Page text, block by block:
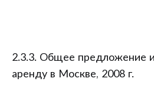
2.3.3. Общее предложение и
аренду в Москве, 2008 г.